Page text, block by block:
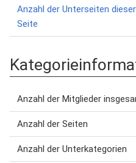
Anzahl der Unterseiten dieser
Seite
Anzahl der Mitglieder
Anzahl der Seiten
Anzahl der Unterkategorien